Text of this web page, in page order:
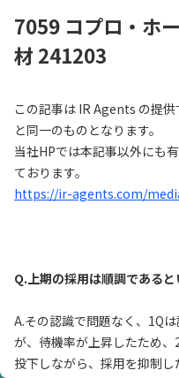
7059 コプロ・ホ
材 241203
この記事は IR Agents の提
と同一のものとなります。
当社HPでは本記事以外にも
ております。
https://ir-agents.com/
Q.上期の採用は順調である
A.その認識で問題なく、1Q
が、待機率が上昇したため
投下しながら、採用を抑制